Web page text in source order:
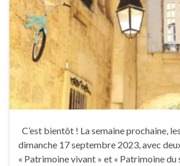
C’est bientôt ! La semaine prochaine,
dimanche 17 septembre 2023, avec
« Patrimoine vivant » et « Patrimoine du